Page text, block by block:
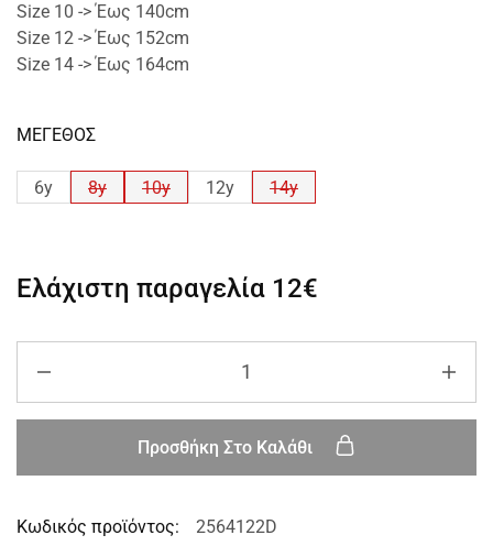
Size 10 -> Έως 140cm
Size 12 -> Έως 152cm
Size 14 -> Έως 164cm
ΜΕΓΕΘΟΣ
6y 8y 10y 12y 14y
Ελάχιστη παραγελία 12€
Προσθήκη Στο Καλάθι
Κωδικός προϊόντος: 2564122D